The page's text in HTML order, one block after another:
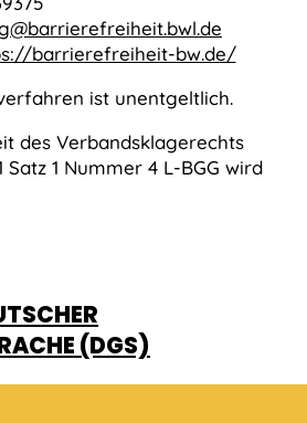
barrierefreiheit-bw.de/
ist unentgeltlich.
des Verbandsklagerechts
Satz 1 Nummer 4 L-BGG wird
(DGS)